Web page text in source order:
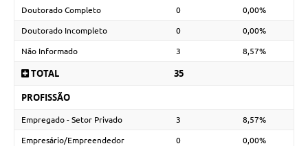
Doutorado Completo 0 0,00%
Doutorado Incompleto 0 0,00%
Não Informado 3 8,57%
TOTAL
35
PROFISSÃO
Empregado - Setor Privado 3 8,57%
Empresário/Empreendedor 0 0,00%